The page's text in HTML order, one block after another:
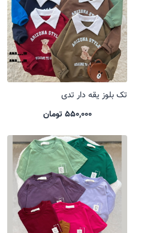
تک بلوز یقه دار تدی
550,000 تومان